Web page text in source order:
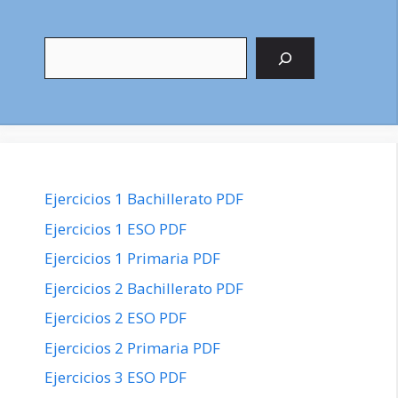
Ejercicios 1 Bachillerato PDF
Ejercicios 1 ESO PDF
Ejercicios 1 Primaria PDF
Ejercicios 2 Bachillerato PDF
Ejercicios 2 ESO PDF
Ejercicios 2 Primaria PDF
Ejercicios 3 ESO PDF